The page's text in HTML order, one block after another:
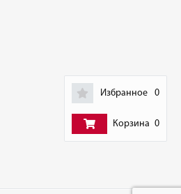
Избранное 0
Корзина 0